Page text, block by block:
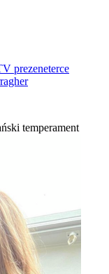
prezeneterce
temperament